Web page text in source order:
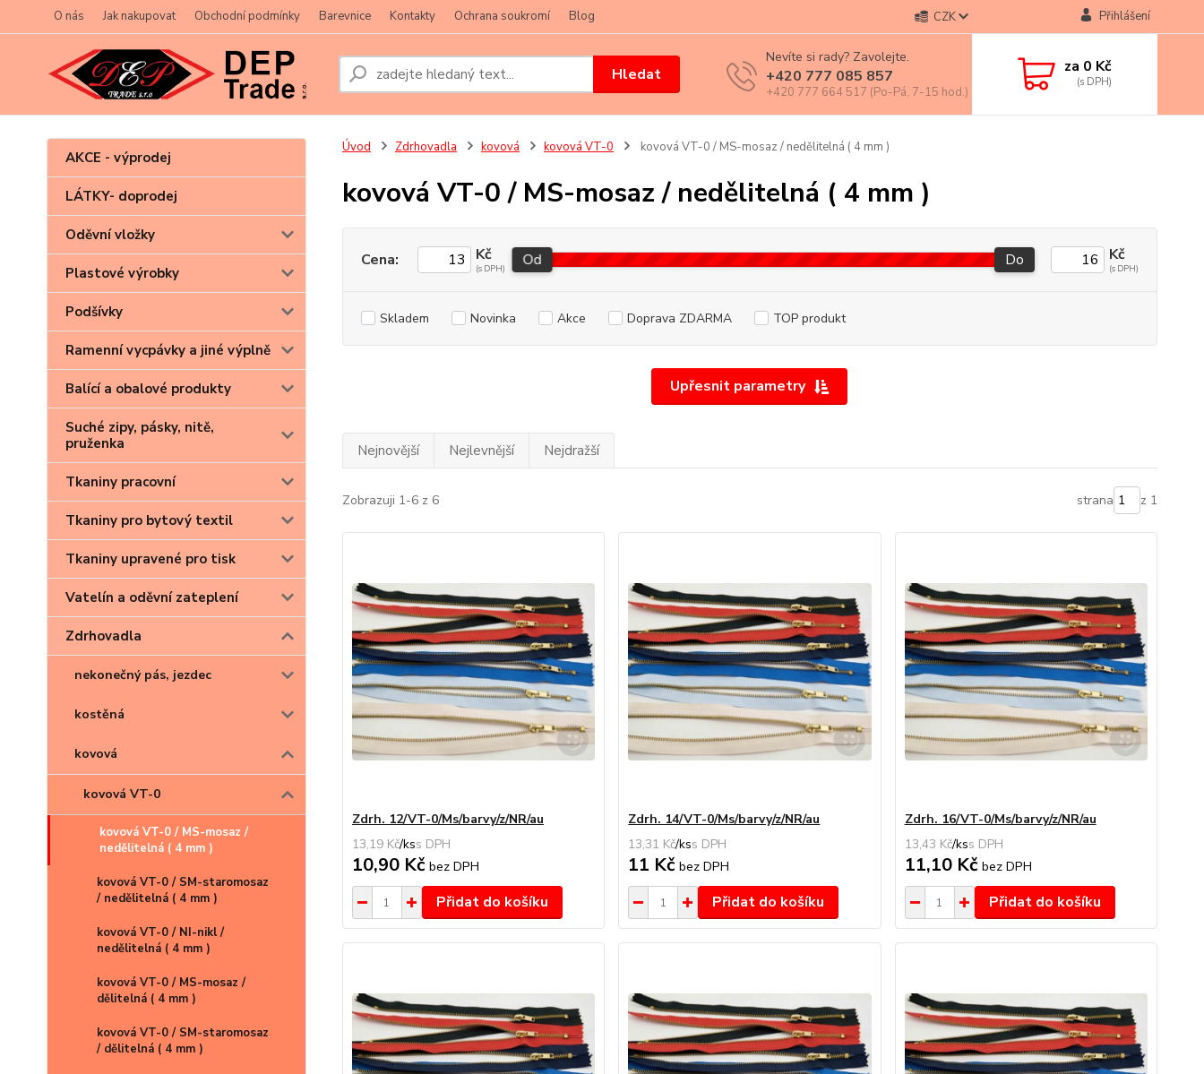
O nás Jak nakupovat Obchodní podmínky Barevnice Kontakty Ochrana soukromí Blog CZK Přihlášení
Hledat
Nevíte si rady? Zavolejte.
+420 777 085 857
+420 777 664 517 (Po-Pá, 7-15 hod.)
za 0 Kč
AKCE - výprodej
LÁTKY- doprodej
Oděvní vložky
Plastové výrobky
Podšívky
Ramenní vycpávky a jiné výplně
Balící a obalové produkty
Suché zipy, pásky, nitě,
pruženka
Tkaniny pracovní
Tkaniny pro bytový textil
Tkaniny upravené pro tisk
Vatelín a oděvní zateplení
Zdrhovadla
nekonečný pás, jezdec
kostěná
kovová
kovová VT-0
kovová VT-0 / MS-mosaz /
nedělitelná ( 4 mm )
kovová VT-0 / SM-staromosaz
/ nedělitelná ( 4 mm )
kovová VT-0 / NI-nikl /
nedělitelná ( 4 mm )
kovová VT-0 / MS-mosaz /
dělitelná ( 4 mm )
kovová VT-0 / SM-staromosaz
/ dělitelná ( 4 mm )
Úvod Zdrhovadla kovová kovová VT-0 kovová VT-0 / MS-mosaz / nedělitelná ( 4 mm )
kovová VT-0 / MS-mosaz / nedělitelná ( 4 mm )
Upřesnit parametry
Cena: Kč Od Do Kč
Skladem Novinka Akce Doprava ZDARMA TOP produkt
Nejnovější Nejlevnější Nejdražší
Zobrazuji 1-6 z 6 strana z 1
Zdrh. 12/VT-0/Ms/barvy/z/NR/au
13,19 Kč/ks
10,90 Kč bez DPH
Přidat do košíku
Zdrh. 14/VT-0/Ms/barvy/z/NR/au
13,31 Kč/ks
11 Kčbez DPH
Přidat do košíku
Zdrh. 16/VT-0/Ms/barvy/z/NR/au
13,43 Kč/ks
11,10 Kč bez DPH
Přidat do košíku